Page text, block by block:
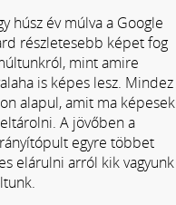
húsz év múlva a Google
részletesebb képet fog
mint amire
is képes lesz. Mindez
alapul, amit ma képesek
A jövőben a
egyre többet
elárulni arról kik vagyunk